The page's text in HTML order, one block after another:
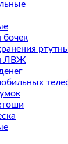
бочек
ЛВЖ